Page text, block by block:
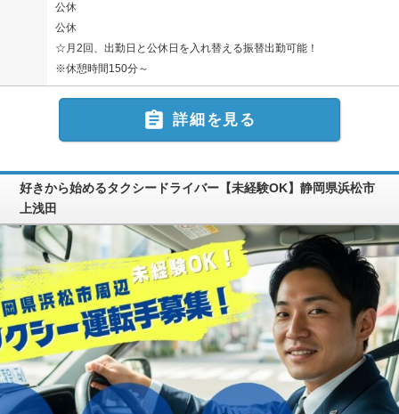
公休
公休
☆月2回、出勤日と公休日を入れ替える振替出勤可能！
※休憩時間150分～
 詳細を見る
好きから始めるタクシードライバー【未経験OK】静岡県浜松市
上浅田